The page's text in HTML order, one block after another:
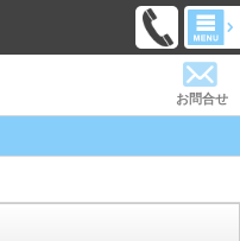
お問合せ